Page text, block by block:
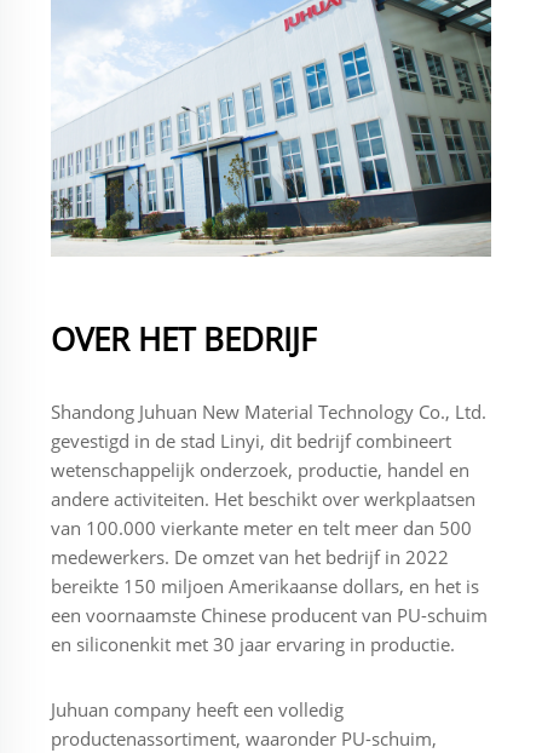
OVER HET BEDRIJF
Shandong Juhuan New Material Technology Co., Ltd.
gevestigd in de stad Linyi, dit bedrijf combineert
wetenschappelijk onderzoek, productie, handel en
andere activiteiten. Het beschikt over werkplaatsen
van 100.000 vierkante meter en telt meer dan 500
medewerkers. De omzet van het bedrijf in 2022
bereikte 150 miljoen Amerikaanse dollars, en het is
een voornaamste Chinese producent van PU-schuim
en siliconenkit met 30 jaar ervaring in productie.
Juhuan company heeft een volledig
productenassortiment, waaronder PU-schuim,